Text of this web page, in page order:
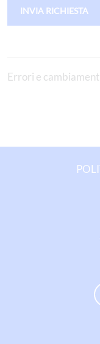
INVIA RICHIESTA
Errori e